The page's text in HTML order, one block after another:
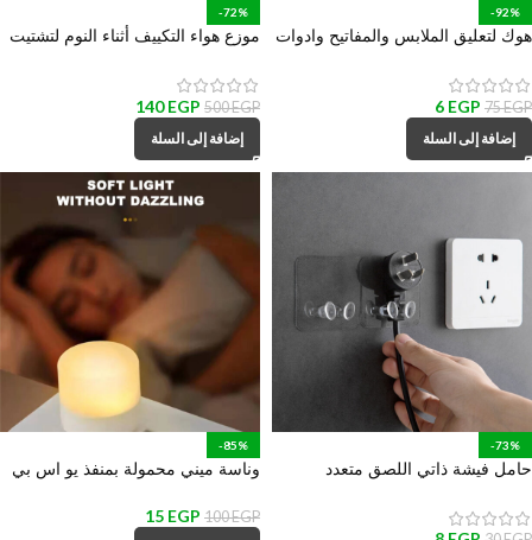
-92%
هوك لتعليق الملابس والمفاتيح وادوات
75EGP
6 EGP
إضافة إلى السلة
-72%
موزع هواء التكييف أثناء النوم لتشتيت
500EGP
140EGP
إضافة إلى السلة
-73%
حامل فيشة ذاتي اللصق متعدد
والهواتف والكابلات
-85%
وناسة ميني محمولة بمنفذ يو اس بي
100EGP
15 EGP